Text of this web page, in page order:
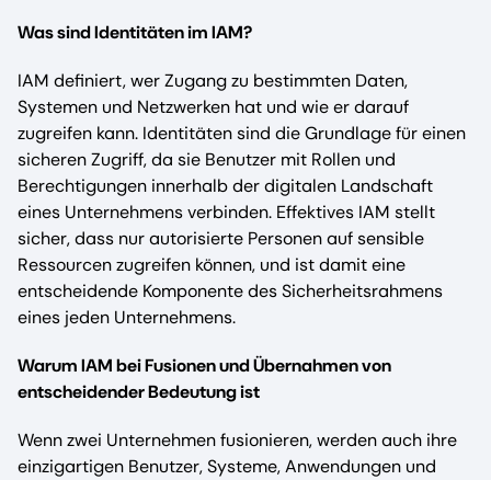
Was sind Identitäten im IAM?
IAM definiert, wer Zugang zu bestimmten Daten,
Systemen und Netzwerken hat und wie er darauf
zugreifen kann. Identitäten sind die Grundlage für einen
sicheren Zugriff, da sie Benutzer mit Rollen und
Berechtigungen innerhalb der digitalen Landschaft
eines Unternehmens verbinden. Effektives IAM stellt
sicher, dass nur autorisierte Personen auf sensible
Ressourcen zugreifen können, und ist damit eine
entscheidende Komponente des Sicherheitsrahmens
eines jeden Unternehmens.
Warum IAM bei Fusionen und Übernahmen von
entscheidender Bedeutung ist
Wenn zwei Unternehmen fusionieren, werden auch ihre
einzigartigen Benutzer, Systeme, Anwendungen und